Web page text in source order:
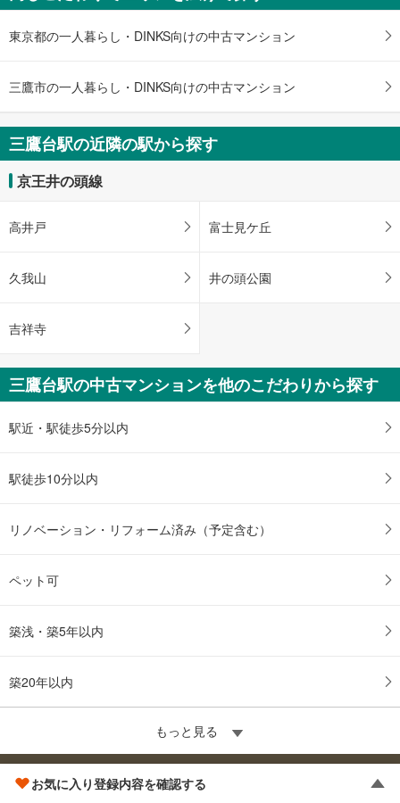
マ
イ
ペ
ジ
保
存
す
る
東京都の一人暮らし・DINKS向けの中古マンション
三鷹市の一人暮らし・DINKS向けの中古マンション
三鷹台駅の近隣の駅から探す
京王井の頭線
高井戸 富士見ケ丘
久我山 井の頭公園
吉祥寺
三鷹台駅の中古マンションを他のこだわりから探す
駅近・駅徒歩5分以内
駅徒歩10分以内
リノベーション・リフォーム済み（予定含む）
ペット可
築浅・築5年以内
築20年以内
もっと見る
中古マンショントップへ戻る
お気に入り登録内容を確認する